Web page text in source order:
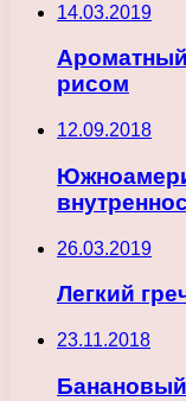
14.03.2019
рисом
12.09.2018
26.03.2019
Легкий
23.11.2018